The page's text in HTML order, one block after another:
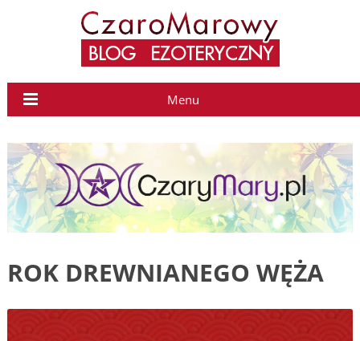
Menu
ROK DREWNIANEGO WĘŻA